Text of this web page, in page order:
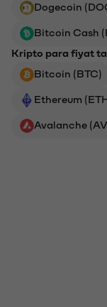
Dogecoin
Bitcoin Cash
Kripto para fiyat
Bitcoin (BTC)
Ethereum
Avalanche